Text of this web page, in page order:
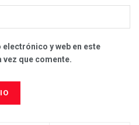
y web en este
vez que comente.